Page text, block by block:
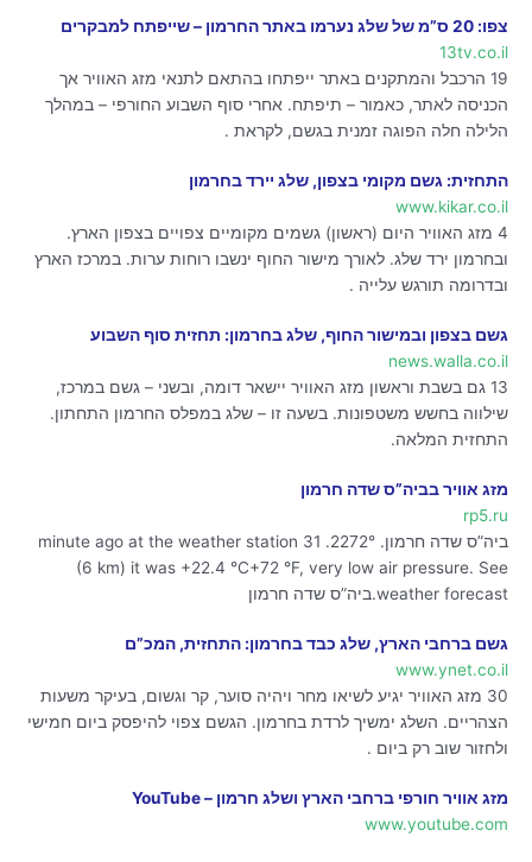
צפו: 20 ס”מ של שלג נערמו באתר החרמון – שייפתח למבקרים
13tv.co.il
19 הרכבל והמתקנים באתר ייפתחו בהתאם לתנאי מזג האוויר אך
הכניסה לאתר, כאמור – תיפתח. אחרי סוף השבוע החורפי – במהלך
הלילה חלה הפוגה זמנית בגשם, לקראת .
התחזית: גשם מקומי בצפון, שלג יירד בחרמון
www.kikar.co.il
4 מזג האוויר היום (ראשון) גשמים מקומיים צפויים בצפון הארץ.
ובחרמון ירד שלג. לאורך מישור החוף ינשבו רוחות ערות. במרכז הארץ
ובדרומה תורגש עלייה .
גשם בצפון ובמישור החוף, שלג בחרמון: תחזית סוף השבוע
news.walla.co.il
13 גם בשבת וראשון מזג האוויר יישאר דומה, ובשני – גשם במרכז,
שילווה בחשש משטפונות. בשעה זו – שלג במפלס החרמון התחתון.
התחזית המלאה.
מזג אוויר בביה”ס שדה חרמון
rp5.ru
ביה”ס שדה חרמון. 2272°. 31 minute ago at the weather station
(6 km) it was +22.4 °C+72 °F, very low air pressure. See
weather forecast.ביה”ס שדה חרמון
גשם ברחבי הארץ, שלג כבד בחרמון: התחזית, המכ”ם
www.ynet.co.il
30 מזג האוויר יגיע לשיאו מחר ויהיה סוער, קר וגשום, בעיקר משעות
הצהריים. השלג ימשיך לרדת בחרמון. הגשם צפוי להיפסק ביום חמישי
ולחזור שוב רק ביום .
מזג אוויר חורפי ברחבי הארץ ושלג חרמון – YouTube
www.youtube.com